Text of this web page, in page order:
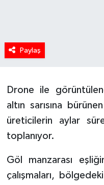
Paylaş
Drone ile
altın sarısına
üreticilerin aylar
toplanıyor.
Göl manzarası
çalışmaları,
RESMİ İLANLAR
Spor
Tarihi Yapılarımız
Türkiye